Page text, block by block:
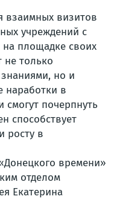
взаимных визитов
учреждений с
площадке своих
не только
но и
наработки в
смогут почерпнуть
способствует
росту в
времени»
отделом
Екатерина